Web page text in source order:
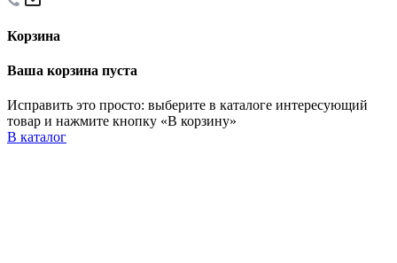
Корзина
Ваша корзина пуста
Исправить это просто: выберите в каталоге интересующий
товар и нажмите кнопку «В корзину»
В каталог